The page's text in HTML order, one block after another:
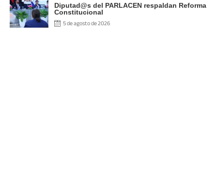
Diputad@s del PARLACEN respaldan Reforma
Constitucional
5 de agosto de 2026